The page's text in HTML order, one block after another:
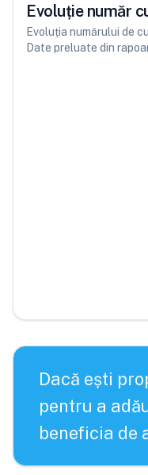
Evoluție număr
Evoluția numărului de
Date preluate din
Dacă ești
pentru a
beneficia de